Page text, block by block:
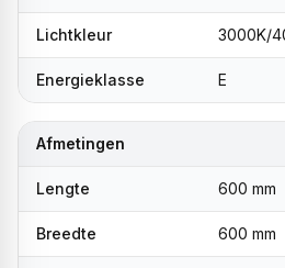
Lichtkleur 3000K/
Energieklasse E
Afmetingen
Lengte 600 mm
Breedte 600 mm